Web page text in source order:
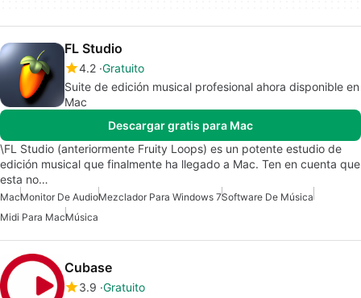
FL Studio
4.2 Gratuito
Suite de edición musical profesional ahora disponible en
Mac
Descargar gratis para Mac
\FL Studio (anteriormente Fruity Loops) es un potente estudio de
edición musical que finalmente ha llegado a Mac. Ten en cuenta que
esta no…
MacMonitor De AudioMezclador Para Windows 7Software De Música
Midi Para MacMúsica
Cubase
3.9 Gratuito